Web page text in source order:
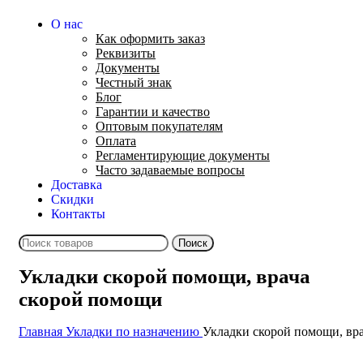
О нас
Как оформить заказ
Реквизиты
Документы
Честный знак
Блог
Гарантии и качество
Оптовым покупателям
Оплата
Регламентирующие документы
Часто задаваемые вопросы
Доставка
Скидки
Контакты
Поиск
Укладки скорой помощи, врача
скорой помощи
Главная Укладки по назначению Укладки скорой помощи,